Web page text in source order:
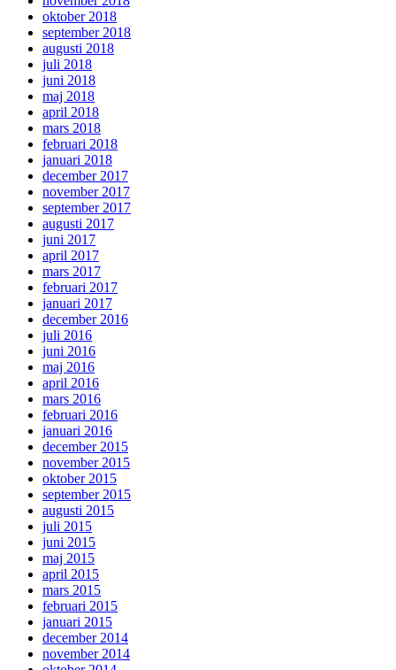
oktober 2018
september 2018
augusti 2018
juli 2018
juni 2018
maj 2018
april 2018
mars 2018
februari 2018
januari 2018
december 2017
november 2017
september 2017
augusti 2017
juni 2017
april 2017
mars 2017
februari 2017
januari 2017
december 2016
juli 2016
juni 2016
maj 2016
april 2016
mars 2016
februari 2016
januari 2016
december 2015
november 2015
oktober 2015
september 2015
augusti 2015
juli 2015
juni 2015
maj 2015
april 2015
mars 2015
februari 2015
januari 2015
december 2014
november 2014